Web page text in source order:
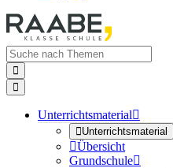


Unterrichtsmaterial
Unterrichtsmaterial
Übersicht
Grundschule